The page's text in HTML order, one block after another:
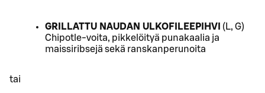
GRILLATTU NAUDAN ULKOFILEEPIHVI (L, G)
Chipotle-voita, pikkelöityä punakaalia ja
maissiribsejä sekä ranskanperunoita
tai